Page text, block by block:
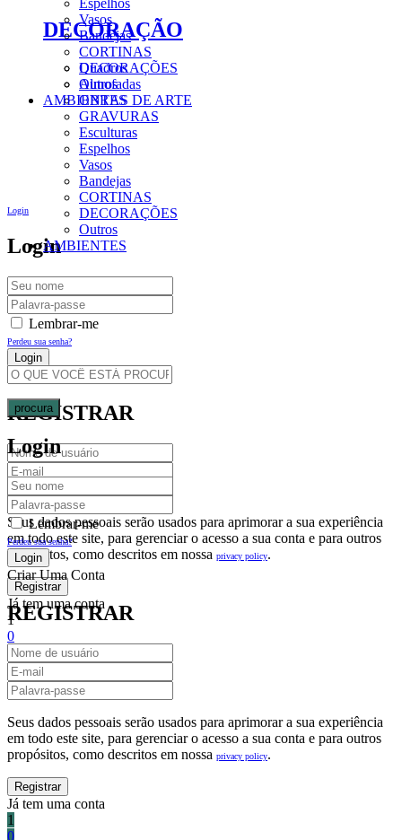
Vasos
Bandejas
CORTINAS
DECORAÇÕES
Outros
AMBIENTES
Login
Login
Lembrar-me
Perdeu sua senha?
Criar Uma Conta
REGISTRAR
Seus dados pessoais serão usados para aprimorar a sua experiência
em todo este site, para gerenciar o acesso a sua conta e para outros
propósitos, como descritos em nossa privacy policy.
Já tem uma conta
1
0
Fechar
Carrinho De Compras(0)
No products in the cart.
DECORAÇÃO
Quadros
Almofadas
OBRAS DE ARTE
GRAVURAS
Esculturas
Espelhos
Vasos
Bandejas
CORTINAS
DECORAÇÕES
Outros
AMBIENTES
procura
Login
Lembrar-me
Perdeu sua senha?
Criar Uma Conta
REGISTRAR
Seus dados pessoais serão usados para aprimorar a sua experiência
em todo este site, para gerenciar o acesso a sua conta e para outros
propósitos, como descritos em nossa privacy policy.
Já tem uma conta
1
0